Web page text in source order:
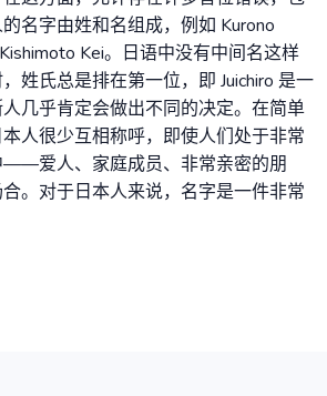
名字由姓和名组成，例如 Kurono
Kei。日语中没有中间名这样
姓氏总是排在第一位，即 Juichiro 是一
几乎肯定会做出不同的决定。在简单
人很少互相称呼，即使人们处于非常
——爱人、家庭成员、非常亲密的朋
。对于日本人来说，名字是一件非常